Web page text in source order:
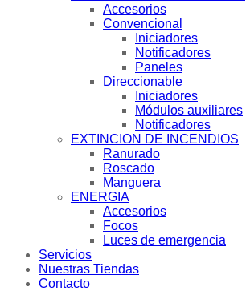
Accesorios
Convencional
Iniciadores
Notificadores
Paneles
Direccionable
Iniciadores
Módulos auxiliares
Notificadores
EXTINCION DE INCENDIOS
Ranurado
Roscado
Manguera
ENERGIA
Accesorios
Focos
Luces de emergencia
Servicios
Nuestras Tiendas
Contacto